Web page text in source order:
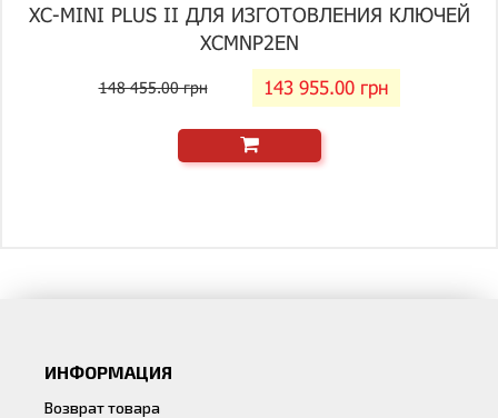
XC-MINI PLUS II ДЛЯ ИЗГОТОВЛЕНИЯ КЛЮЧЕЙ
XCMNP2EN
148 455.00 грн 143 955.00 грн
ИНФОРМАЦИЯ
Возврат товара